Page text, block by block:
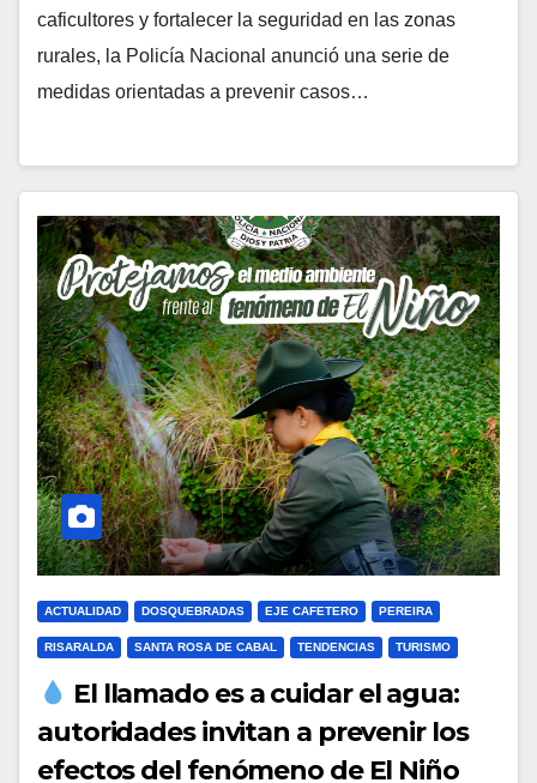
caficultores y fortalecer la seguridad en las zonas
rurales, la Policía Nacional anunció una serie de
medidas orientadas a prevenir casos…
ACTUALIDAD DOSQUEBRADAS EJE CAFETERO PEREIRA
RISARALDA SANTA ROSA DE CABAL TENDENCIAS TURISMO
El llamado es a cuidar el agua:
autoridades invitan a prevenir los
efectos del fenómeno de El Niño